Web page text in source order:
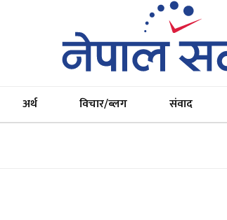
अर्थ विचार/ब्लग संवाद